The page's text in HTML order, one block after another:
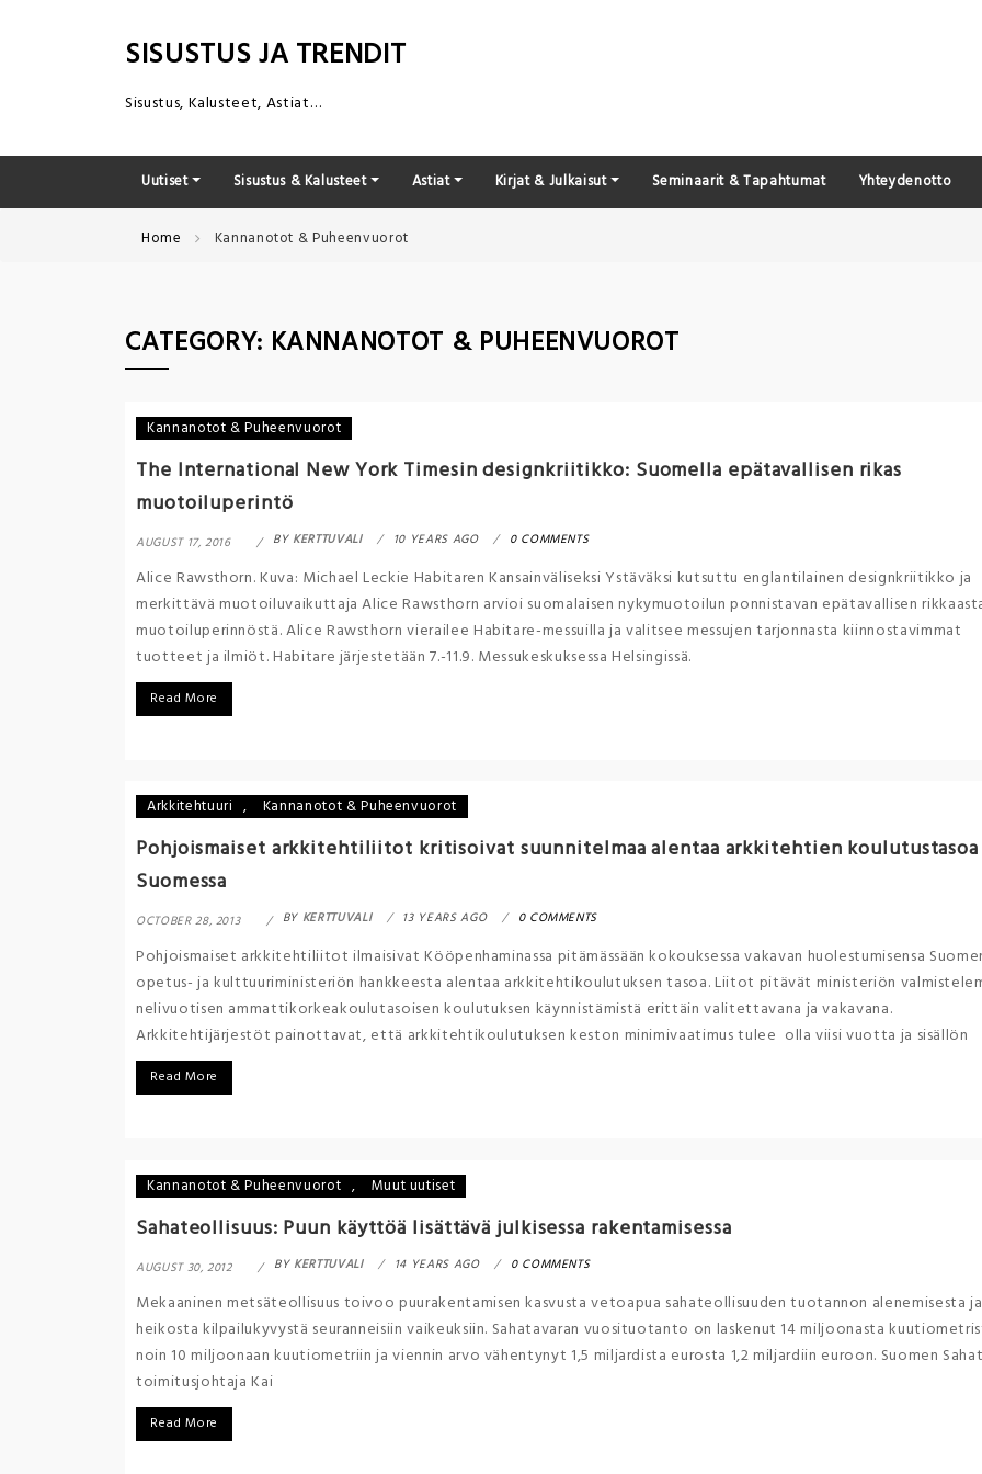
SISUSTUS JA TRENDIT
Sisustus, Kalusteet, Astiat…
Uutiset Sisustus & Kalusteet Astiat Kirjat & Julkaisut Seminaarit & Tapahtumat Yhteydenotto
Home Kannanotot & Puheenvuorot
CATEGORY: KANNANOTOT & PUHEENVUOROT
Kannanotot & Puheenvuorot
The International New York Timesin designkriitikko: Suomella epätavallisen rikas
muotoiluperintö
AUGUST 17, 2016 BY KERTTUVALI 10 YEARS AGO 0 COMMENTS
Alice Rawsthorn. Kuva: Michael Leckie Habitaren Kansainväliseksi Ystäväksi kutsuttu englantilainen designkriitikko ja
merkittävä muotoiluvaikuttaja Alice Rawsthorn arvioi suomalaisen nykymuotoilun ponnistavan epätavallisen
muotoiluperinnöstä. Alice Rawsthorn vierailee Habitare-messuilla ja valitsee messujen tarjonnasta kiinnostavimmat
tuotteet ja ilmiöt. Habitare järjestetään 7.-11.9. Messukeskuksessa Helsingissä.
Read More
Arkkitehtuuri , Kannanotot & Puheenvuorot
Pohjoismaiset arkkitehtiliitot kritisoivat suunnitelmaa alentaa arkkitehtien koulutustasoa
Suomessa
OCTOBER 28, 2013 BY KERTTUVALI 13 YEARS AGO 0 COMMENTS
Pohjoismaiset arkkitehtiliitot ilmaisivat Kööpenhaminassa pitämässään kokouksessa vakavan huolestumisensa
opetus- ja kulttuuriministeriön hankkeesta alentaa arkkitehtikoulutuksen tasoa. Liitot pitävät ministeriön
nelivuotisen ammattikorkeakoulutasoisen koulutuksen käynnistämistä erittäin valitettavana ja vakavana.
Arkkitehtijärjestöt painottavat, että arkkitehtikoulutuksen keston minimivaatimus tulee olla viisi vuotta ja sisällön
Read More
Kannanotot & Puheenvuorot , Muut uutiset
Sahateollisuus: Puun käyttöä lisättävä julkisessa rakentamisessa
AUGUST 30, 2012 BY KERTTUVALI 14 YEARS AGO 0 COMMENTS
Mekaaninen metsäteollisuus toivoo puurakentamisen kasvusta vetoapua sahateollisuuden tuotannon alenemisesta ja
heikosta kilpailukyvystä seuranneisiin vaikeuksiin. Sahatavaran vuosituotanto on laskenut 14 miljoonasta
noin 10 miljoonaan kuutiometriin ja viennin arvo vähentynyt 1,5 miljardista eurosta 1,2 miljardiin euroon. Suomen
toimitusjohtaja Kai
Read More